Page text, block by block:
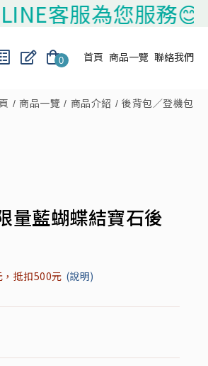
服為您服務😊
0 首頁 商品一覽 聯絡我們
商品一覽 商品介紹 後背包／登機包
量藍蝴蝶結寶石後
抵扣500元 (說明)